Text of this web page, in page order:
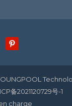
备2021120729号-1
charge